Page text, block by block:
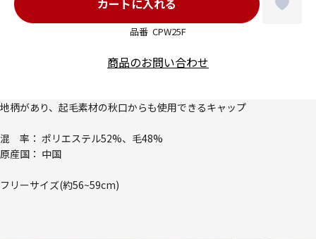
品番 CPW25F
商品のお問い合わせ
地柄があり、起毛素材の秋口からも使用できるキャップ
混 率： ポリエステル52%、毛48%
原産国： 中国
フリーサイズ(約56~59cm)